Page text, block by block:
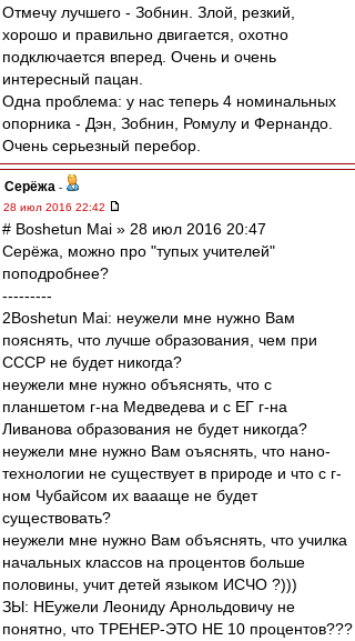
Отмечу лучшего - Зобнин. Злой, резкий,
хорошо и правильно двигается, охотно
подключается вперед. Очень и очень
интересный пацан.
Одна проблема: у нас теперь 4 номинальных
опорника - Дэн, Зобнин, Ромулу и Фернандо.
Очень серьезный перебор.
Серёжа -
28 июл 2016 22:42
# Boshetun Mai » 28 июл 2016 20:47
Серёжа, можно про "тупых учителей"
поподробнее?
---------
2Boshetun Mai: неужели мне нужно Вам
пояснять, что лучше образования, чем при
СССР не будет никогда?
неужели мне нужно объяснять, что с
планшетом г-на Медведева и с ЕГ г-на
Ливанова образования не будет никогда?
неужели мне нужно Вам оъяснять, что нано-
технологии не существует в природе и что с г-
ном Чубайсом их ваааще не будет
существовать?
неужели мне нужно Вам объяснять, что училка
начальных классов на процентов больше
половины, учит детей языком ИСЧО ?)))
ЗЫ: НЕужели Леониду Арнольдовичу не
понятно, что ТРЕНЕР-ЭТО НЕ 10 процентов???